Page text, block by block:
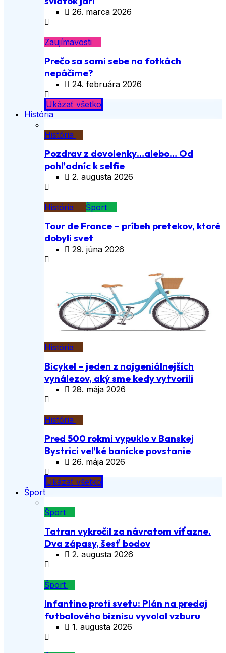
26. marca 2026
Zaujímavosti
Prečo sa sami sebe na fotkách
nepáčime?
24. februára 2026
Ukázať všetko
História
História
Pozdrav z dovolenky…alebo… Od
pohľadníc k selfie
2. augusta 2026
História Šport
Tour de France – príbeh pretekov, ktoré
dobyli svet
29. júna 2026
História
Bicykel – jeden z najgeniálnejších
vynálezov, aký sme kedy vytvorili
28. mája 2026
História
Pred 500 rokmi vypuklo v Banskej
Bystrici veľké banícke povstanie
26. mája 2026
Ukázať všetko
Šport
Šport
Tatran vykročil za návratom víťazne.
Dva zápasy, šesť bodov
2. augusta 2026
Šport
Infantino proti svetu: Plán na predaj
futbalového biznisu vyvolal vzburu
1. augusta 2026